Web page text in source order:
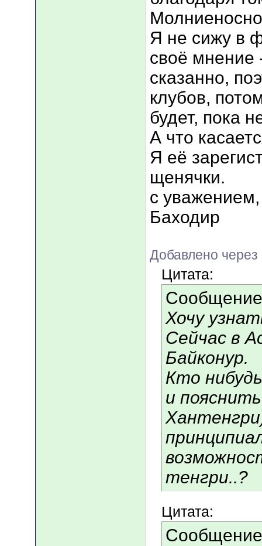
Я не сижу в
своё мнение
сказанно,
клубов,
будет, пока
А что
Я её
щенячки.
с уважением,
Баходир
Добавлено
Цитата:
Хочу
Сейчас в
Байконур.
Кто
и
тенгри..?
Цитата: